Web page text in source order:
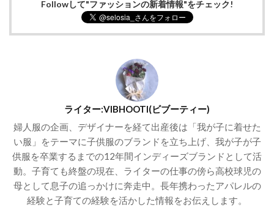
Followして"ファッションの新着情報"をチェック!
ライター:VIBHOOTI(ビブーティー)
婦人服の企画、デザイナーを経て出産後は「我が子に着せた
い服」をテーマに子供服のブランドを立ち上げ、我が子が子
供服を卒業するまでの12年間インディーズブランドとして活
動。子育ても終盤の現在、ライターの仕事の傍ら高校球児の
母として息子の追っかけに奔走中。長年携わったアパレルの
経験と子育ての経験を活かした情報をお伝えします。